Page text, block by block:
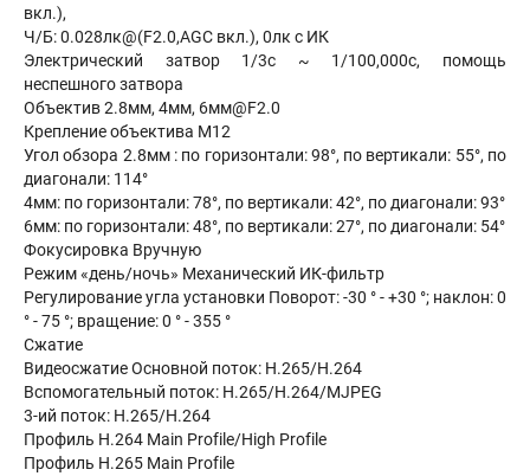
вкл.),
Ч/Б: 0.028лк@(F2.0,AGC вкл.), 0лк с ИК
Электрический затвор 1/3с ~ 1/100,000с, помощь
неспешного затвора
Объектив 2.8мм, 4мм, 6мм@F2.0
Крепление объектива M12
Угол обзора 2.8мм : по горизонтали: 98°, по вертикали: 55°, по
диагонали: 114°
4мм: по горизонтали: 78°, по вертикали: 42°, по диагонали: 93°
6мм: по горизонтали: 48°, по вертикали: 27°, по диагонали: 54°
Фокусировка Вручную
Режим «день/ночь» Механический ИК-фильтр
Регулирование угла установки Поворот: -30 ° - +30 °; наклон: 0
° - 75 °; вращение: 0 ° - 355 °
Сжатие
Видеосжатие Основной поток: H.265/H.264
Вспомогательный поток: H.265/H.264/MJPEG
3-ий поток: H.265/H.264
Профиль H.264 Main Profile/High Profile
Профиль H.265 Main Profile